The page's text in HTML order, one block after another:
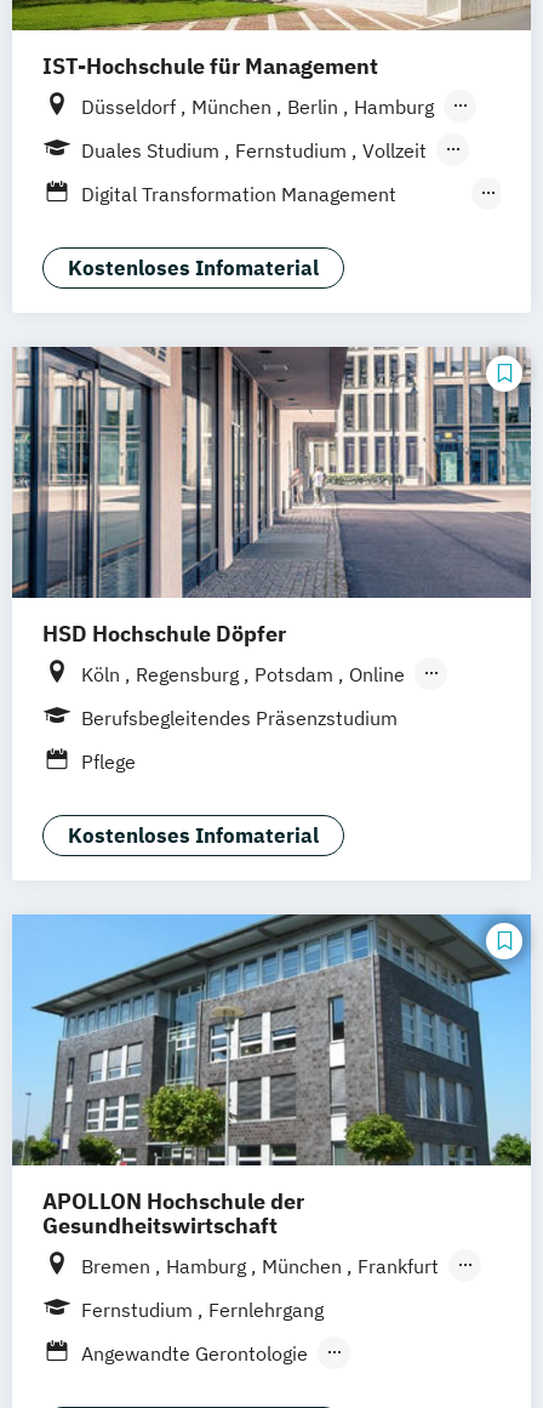
IST-Hochschule für Management
Düsseldorf München Berlin
Hamburg
Weil am Rhein
Frankfurt am Main
Essen
Duales Studium Fernstudium
Vollzeit
Berufsbegleitendes Präsenzstudium
Digital Transformation Management
Dualer MBA Health Care Management
Gesundheitsökonom
Management im Gesundheitswesen
Prävention
Sporttherapie und
Gesundheitsmanagement
Kostenloses Infomaterial
HSD Hochschule Döpfer
Köln Regensburg Potsdam
Online
Hamburg
Berufsbegleitendes Präsenzstudium
Pflege
Kostenloses Infomaterial
APOLLON Hochschule der
Gesundheitswirtschaft
Bremen Hamburg München
Frankfurt
Köln
Göttingen Leipzig
Stuttgart
Fernstudium
Fernlehrgang
Angewandte Gerontologie